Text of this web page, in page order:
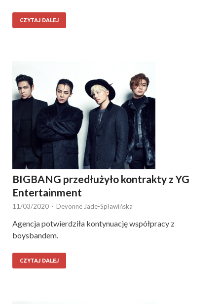
CZYTAJ DALEJ
BIGBANG przedłużyło kontrakty z YG
Entertainment
11/03/2020 - Devonne Jade-Spławińska
Agencja potwierdziła kontynuację współpracy z
boysbandem.
CZYTAJ DALEJ